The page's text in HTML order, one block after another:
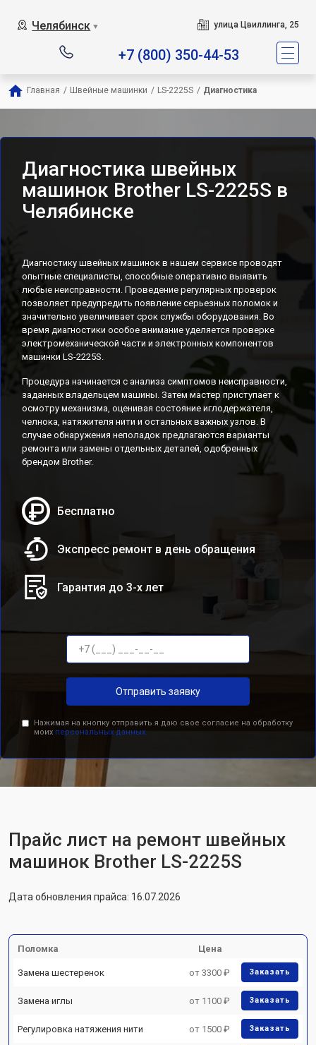
Челябинск ▼ улица Цвиллинга, 25
+7 (800) 350-44-53
Главная / Швейные машинки / LS-2225S / Диагностика
Диагностика швейных
машинок Brother LS-2225S в
Челябинске
Диагностику швейных машинок в нашем сервисе проводят
опытные специалисты, способные оперативно выявить
любые неисправности. Проведение регулярных проверок
позволяет предупредить появление серьезных поломок и
значительно увеличивает срок службы оборудования. Во
время диагностики особое внимание уделяется проверке
электромеханической части и электронных компонентов
машинки LS-2225S.
Процедура начинается с анализа симптомов неисправности,
заданных владельцем машины. Затем мастер приступает к
осмотру механизма, оценивая состояние иглодержателя,
челнока, натяжителя нити и остальных важных узлов. В
случае обнаружения неполадок предлагаются варианты
ремонта или замены отдельных деталей, одобренных
брендом Brother.
Бесплатно
Экспресс ремонт в день обращения
Гарантия до 3-х лет
Отправить заявку
Нажимая на кнопку отправить я даю свое согласие на обработку
моих персональных данных.
Прайс лист на ремонт швейных
машинок Brother LS-2225S
Дата обновления прайса: 16.07.2026
Поломка Цена
Замена шестеренок от 3300 ₽ Заказать
Замена иглы от 1100 ₽ Заказать
Регулировка натяжения нити от 1500 ₽ Заказать